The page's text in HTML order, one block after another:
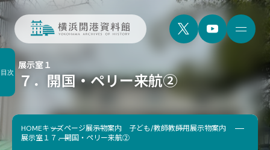
７．開国・ペリー来航②
展示室１
HOMEキッズページ展示物案内 子ども/教師教師用展示物案内
展示室１ ７．開国・ペリー来航②
目次